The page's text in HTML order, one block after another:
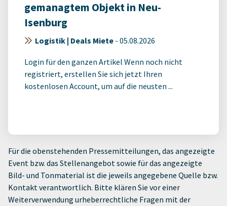
gemanagtem Objekt in Neu-
Isenburg
Logistik | Deals Miete - 05.08.2026
Login für den ganzen Artikel Wenn noch nicht
registriert, erstellen Sie sich jetzt Ihren
kostenlosen Account, um auf die neusten ...
Für die obenstehenden Pressemitteilungen, das angezeigte
Event bzw. das Stellenangebot sowie für das angezeigte
Bild- und Tonmaterial ist die jeweils angegebene Quelle bzw.
Kontakt verantwortlich. Bitte klären Sie vor einer
Weiterverwendung urheberrechtliche Fragen mit der